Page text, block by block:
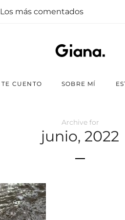
Los más comentados
TE CUENTO SOBRE MÍ
Archive for
junio, 2022